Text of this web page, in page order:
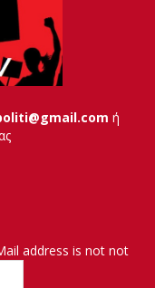
ή
address is not not